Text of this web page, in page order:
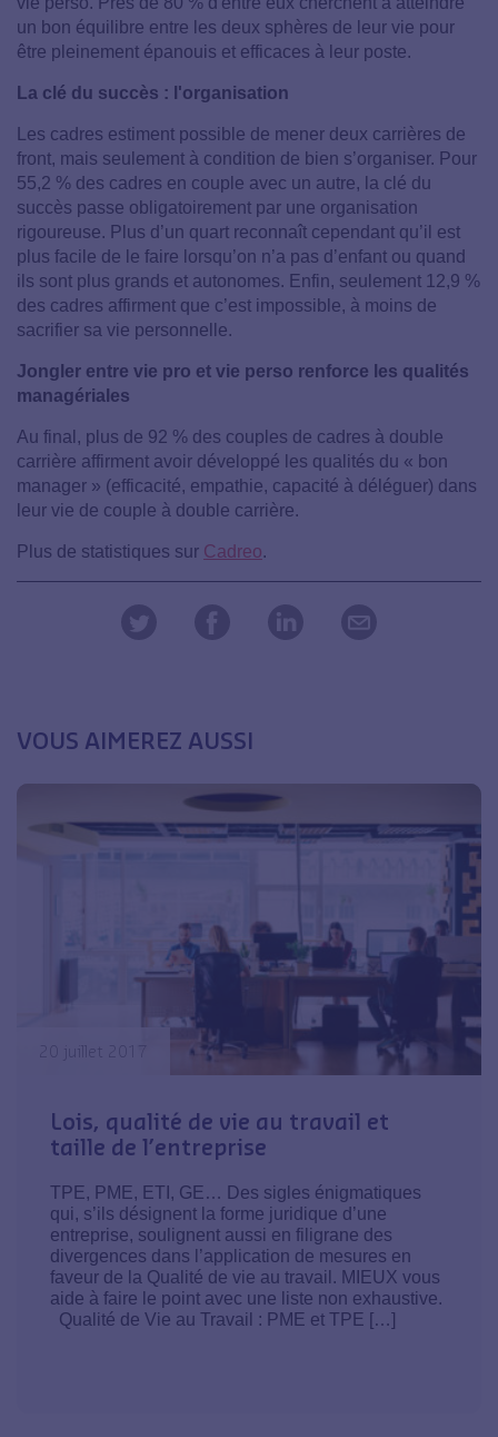
un bon équilibre entre les deux sphères de leur vie pour
être pleinement épanouis et efficaces à leur poste.
La clé du succès : l'organisation
Les cadres estiment possible de mener deux carrières de
front, mais seulement à condition de bien s’organiser. Pour
55,2 % des cadres en couple avec un autre, la clé du
succès passe obligatoirement par une organisation
rigoureuse. Plus d’un quart reconnaît cependant qu’il est
plus facile de le faire lorsqu’on n’a pas d’enfant ou quand
ils sont plus grands et autonomes. Enfin, seulement 12,9 %
des cadres affirment que c’est impossible, à moins de
sacrifier sa vie personnelle.
Jongler entre vie pro et vie perso renforce les qualités
managériales
Au final, plus de 92 % des couples de cadres à double
carrière affirment avoir développé les qualités du « bon
manager » (efficacité, empathie, capacité à déléguer) dans
leur vie de couple à double carrière.
Plus de statistiques sur Cadreo.
VOUS AIMEREZ AUSSI
20 juillet 2017
Lois, qualité de vie au travail et
taille de l’entreprise
TPE, PME, ETI, GE… Des sigles énigmatiques
qui, s’ils désignent la forme juridique d’une
entreprise, soulignent aussi en filigrane des
divergences dans l’application de mesures en
faveur de la Qualité de vie au travail. MIEUX vous
aide à faire le point avec une liste non exhaustive.
Qualité de Vie au Travail : PME et TPE […]